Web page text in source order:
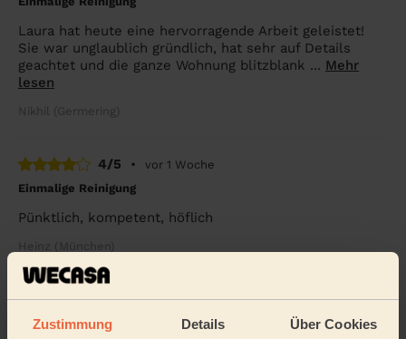
Zustimmung Details Über Cookies
Laura hat heute eine hervorragende Arbeit geleistet!
Sie war unglaublich gründlich, hat sehr auf Details
geachtet und die ganze Wohnung blitzblank ... Mehr
lesen
Nikhil (Germering)
4/5 •
vor 1 Woche
Einmalige Reinigung
Pünktlich, kompetent, höflich
Heinz (München)
5/5 •
vor 1 Woche
Einmalige Reinigung, Reinigungsmittel